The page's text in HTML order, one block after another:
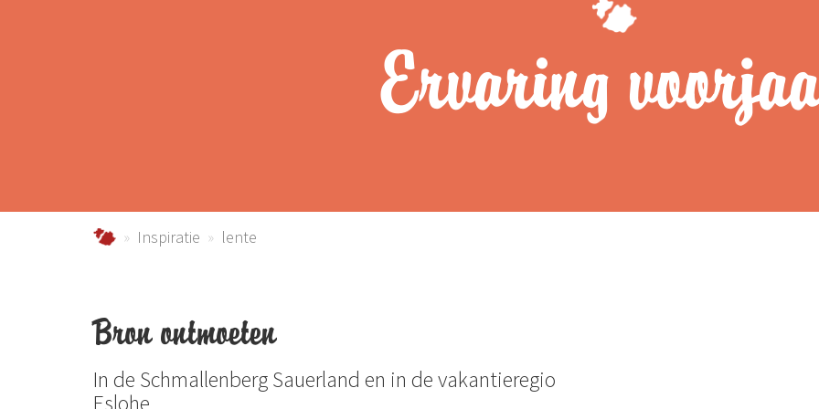
Ervaring
Urlaub im Schmallenberger Sauerland und der Ferienregion Eslohe
Inspiratie lente
Bron ontmoeten
In de Schmallenberg Sauerland en in de vakantieregio
Eslohe